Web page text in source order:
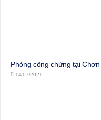
Phòng công chứng tại
14/07/2021